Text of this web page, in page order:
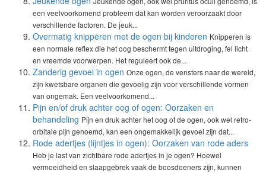
een veelvoorkomend probleem dat kan worden veroorzaakt door
verschillende factoren. De jeuk...
Overmatig knipperen met de ogen bij kinderen Knipperen is
een normale reflex die het oog beschermt tegen uitdroging, fel licht
en vreemde voorwerpen. Het reguleert ook de...
Zanderig gevoel in ogen Onze ogen, de vensters naar de wereld,
zijn kwetsbare organen die gevoelig zijn voor verschillende vormen
van ongemak. Een veelvoorkomend...
Pijn en/of druk achter oog of ogen: Oorzaken en
behandeling Pijn en druk achter het oog of de ogen, ook wel retro-
orbitale pijn genoemd, kan een ongemakkelijk gevoel zijn dat...
Rode adertjes (lijntjes in ogen): Oorzaken van rode aders
Heb je last van zichtbare rode adertjes in je ogen? Hoewel
vermoeidheid en slaapgebrek vaak de boosdoeners zijn, kunnen